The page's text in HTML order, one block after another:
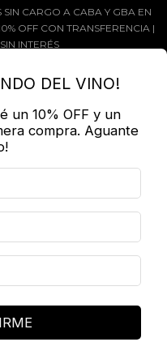
SIN CARGO A CABA Y GBA EN
OFF CON TRANSFERENCIA |
INTERÉS
0
PRODUCTOS
FILTRAR
DEL VINO!
un 10% OFF y un
compra. Aguante